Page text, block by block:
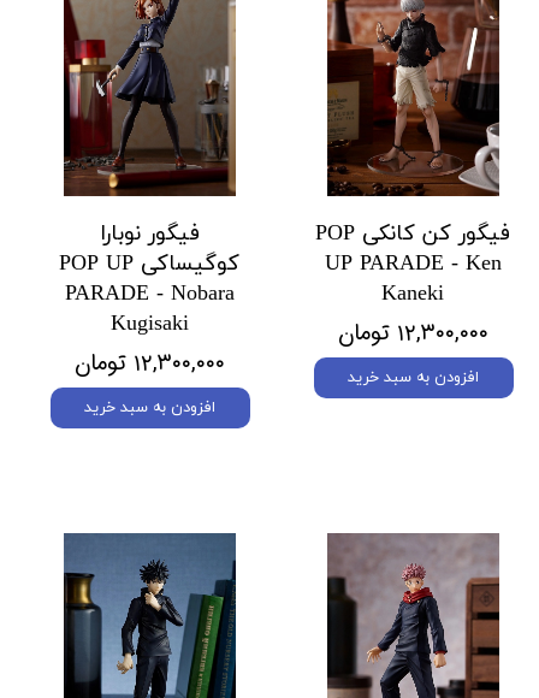
فیگور کن کانکی POP
UP PARADE - Ken
Kaneki
۱۲,۳۰۰,۰۰۰ تومان
افزودن به سبد خرید
فیگور نوبارا
کوگیساکی POP UP
PARADE - Nobara
Kugisaki
۱۲,۳۰۰,۰۰۰ تومان
افزودن به سبد خرید